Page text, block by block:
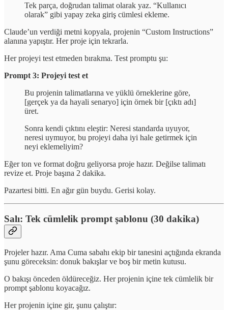
Tek parça, doğrudan talimat olarak yaz. “Kullanıcı
olarak” gibi yapay zeka giriş cümlesi ekleme.
Claude’un verdiği metni kopyala, projenin “Custom Instructions”
alanına yapıştır. Her proje için tekrarla.
Her projeyi test etmeden bırakma. Test promptu şu:
Prompt 3: Projeyi test et
Bu projenin talimatlarına ve yüklü örneklerine göre,
[gerçek ya da hayali senaryo] için örnek bir [çıktı adı]
üret.
Sonra kendi çıktını eleştir: Neresi standarda uyuyor,
neresi uymuyor, bu projeyi daha iyi hale getirmek için
neyi eklemeliyim?
Eğer ton ve format doğru geliyorsa proje hazır. Değilse talimatı
revize et. Proje başına 2 dakika.
Pazartesi bitti. En ağır gün buydu. Gerisi kolay.
Salı: Tek cümlelik prompt şablonu (30 dakika)
Projeler hazır. Ama Cuma sabahı ekip bir tanesini açtığında ekranda
şunu göreceksin: donuk bakışlar ve boş bir metin kutusu.
O bakışı önceden öldüreceğiz. Her projenin içine tek cümlelik bir
prompt şablonu koyacağız.
Her projenin içine gir, şunu çalıştır: